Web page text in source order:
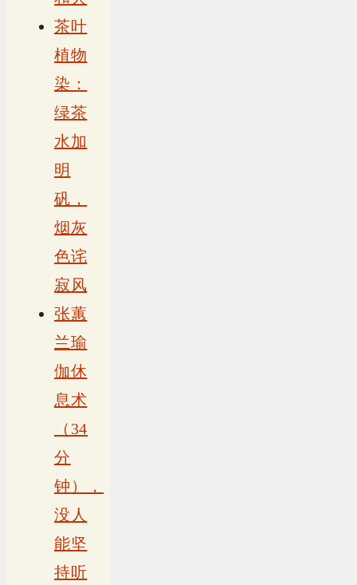
茶叶
植物
染：
绿茶
水加
明
矾，
烟灰
色诧
寂风
张蕙
兰瑜
伽休
息术
（34
分
钟），
没人
能坚
持听